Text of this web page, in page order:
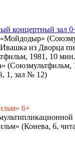
концертный зал
из Дворца
1981, 10
(Союзмультфильм,
1, зал № 12)
6+
(Конева, 6,